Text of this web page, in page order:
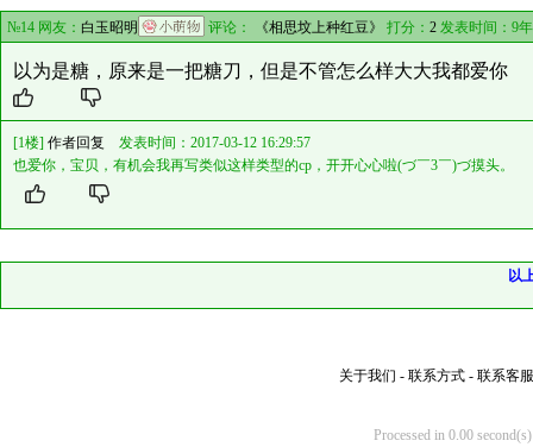
№14 网友： 白玉昭明 评论： 《相思坟上种红豆》 打分：2 发表时间：9
以为是糖，原来是一把糖刀，但是不管怎么样大大我都爱你
[1楼] 作者回复 发表时间：2017-03-12 16:29:57
也爱你，宝贝，有机会我再写类似这样类型的cp，开开心心啦(づ￣3￣)づ摸头。
以
关于我们 - 联系方式 - 联系客服
Processed in 0.00